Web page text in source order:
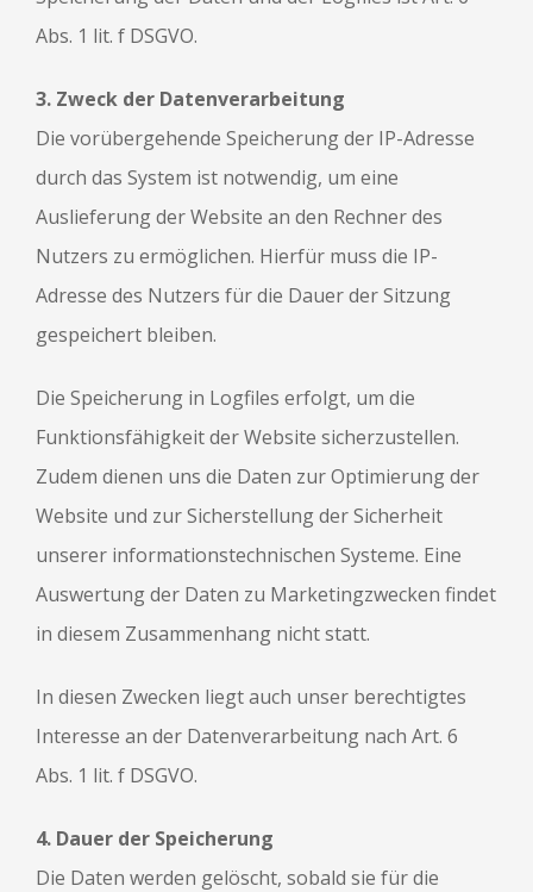
Abs. 1 lit. f DSGVO.
3. Zweck der Datenverarbeitung
Die vorübergehende Speicherung der IP-Adresse
durch das System ist notwendig, um eine
Auslieferung der Website an den Rechner des
Nutzers zu ermöglichen. Hierfür muss die IP-
Adresse des Nutzers für die Dauer der Sitzung
gespeichert bleiben.
Die Speicherung in Logfiles erfolgt, um die
Funktionsfähigkeit der Website sicherzustellen.
Zudem dienen uns die Daten zur Optimierung der
Website und zur Sicherstellung der Sicherheit
unserer informationstechnischen Systeme. Eine
Auswertung der Daten zu Marketingzwecken findet
in diesem Zusammenhang nicht statt.
In diesen Zwecken liegt auch unser berechtigtes
Interesse an der Datenverarbeitung nach Art. 6
Abs. 1 lit. f DSGVO.
4. Dauer der Speicherung
Die Daten werden gelöscht, sobald sie für die